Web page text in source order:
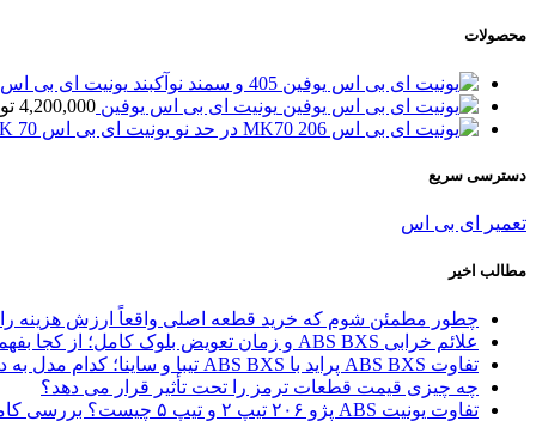
محصولات
یونیت ای بی اس یوفین
یونیت ای بی اس یوفین 4,200,000
یونیت ای بی اس MK 70 پژو 206
دسترسی سریع
تعمیر ای بی اس
مطالب اخیر
چطور مطمئن شوم که خرید قطعه اصلی واقعاً ارزش هزینه را
علائم خرابی ABS BXS و زمان تعویض بلوک کامل؛ از کجا بفهمیم مشکل از یونیت است یا کل بلوک؟
تفاوت ABS BXS پراید با ABS BXS تیبا و ساینا؛ کدام مدل به درد شما می‌خورد؟
چه چیزی قیمت قطعات ترمز را تحت تأثیر قرار می دهد؟
تفاوت یونیت ABS پژو ۲۰۶ تیپ ۲ و تیپ ۵ چیست؟ بررسی کامل مدل‌ها و راهنمای انتخاب